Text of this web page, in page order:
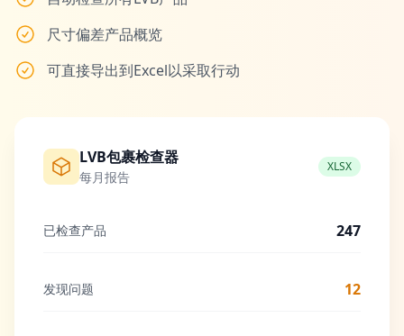
尺寸偏差产品概览
可直接导出到Excel以采取行动
LVB包裹检查器
每月报告
XLSX
已检查产品 247
发现问题 12